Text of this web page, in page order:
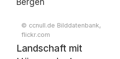
© ccnull.de Bilddatenbank,
flickr.com
Landschaft mit